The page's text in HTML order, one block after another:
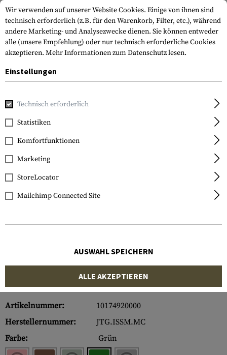
Home Tactical Gear Gummi-
JTG
I Support Single Mums
Rubber Patch
Artikelnummer:
10174920000
Herstellernummer:
JTG.ISSM.MC
Farbe:
Grün
Wir verwenden auf unserer Website Cookies. Einige von ihnen sind
technisch erforderlich (z.B. für den Warenkorb, Filter, etc.), während
andere Marketing- und Analysezwecke dienen. Sie können entweder
alle (unsere Empfehlung) oder nur technisch erforderliche Cookies
akzeptieren. Mehr Informationen zum Datenschutz lesen.
Einstellungen
Technisch erforderlich
Statistiken
Komfortfunktionen
Marketing
StoreLocator
Mailchimp Connected Site
AUSWAHL SPEICHERN
ALLE AKZEPTIEREN